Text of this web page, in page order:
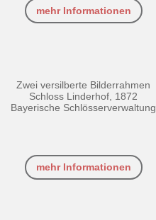
mehr Informationen
Zwei versilberte Bilderrahmen
Schloss Linderhof, 1872
Bayerische Schlösserverwaltung
mehr Informationen